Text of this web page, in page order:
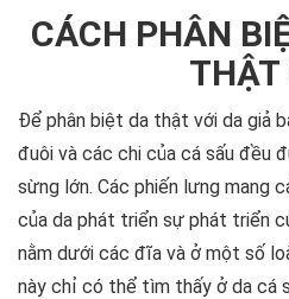
CÁCH PHÂN
THẬT
Để phân biệt da thật với da giả
đuôi và các chi của cá sấu đều
sừng lớn. Các phiến lưng mang
của da phát triển sự phát triển
nằm dưới các đĩa và ở một số
này chỉ có thể tìm thấy ở da cá